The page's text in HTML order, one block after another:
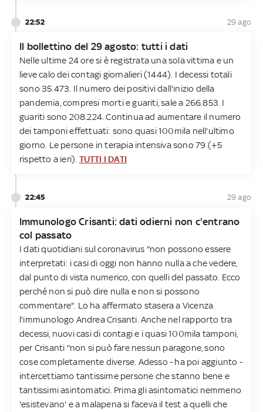
22:52 29 ago
Il bollettino del 29 agosto: tutti i dati
Nelle ultime 24 ore si è registrata una sola vittima e un
lieve calo dei contagi giornalieri (1444). I decessi totali
sono 35.473. Il numero dei positivi dall'inizio della
pandemia, compresi morti e guariti, sale a 266.853. I
guariti sono 208.224. Continua ad aumentare il numero
dei tamponi effettuati: sono quasi 100mila nell'ultimo
giorno. Le persone in terapia intensiva sono 79 (+5
rispetto a ieri). TUTTI I DATI
22:45 29 ago
Immunologo Crisanti: dati odierni non c'entrano
col passato
I dati quotidiani sul coronavirus "non possono essere
interpretati: i casi di oggi non hanno nulla a che vedere,
dal punto di vista numerico, con quelli del passato. Ecco
perché non si può dire nulla e non si possono
commentare". Lo ha affermato stasera a Vicenza
l'immunologo Andrea Crisanti. Anche nel rapporto tra
decessi, nuovi casi di contagi e i quasi 100mila tamponi,
per Crisanti "non si può fare nessun paragone, sono
cose completamente diverse. Adesso - ha poi aggiunto -
intercettiamo tantissime persone che stanno bene e
tantissimi asintomatici. Prima gli asintomatici nemmeno
'esistevano' e a malapena si faceva il test a quelli che